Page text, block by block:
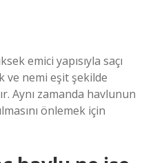
emici yapısıyla saçı
ve nemi eşit şekilde
Aynı zamanda havlunun
önlemek için